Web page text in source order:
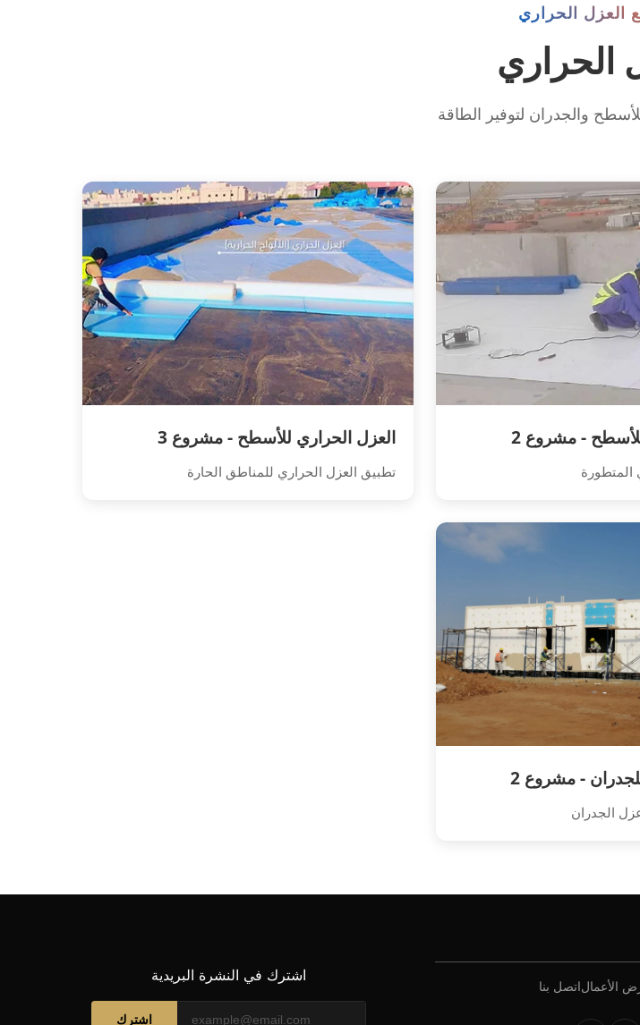
العزل الحراري
الحراري
والجدران لتوفير الطاقة
- مشروع 2
المتطورة
العزل الحراري للأسطح - مشروع 3
تطبيق العزل الحراري للمناطق الحارة
- مشروع 2
الجدران
الأعمالاتصل بنا
اشترك في النشرة البريدية
اشترك